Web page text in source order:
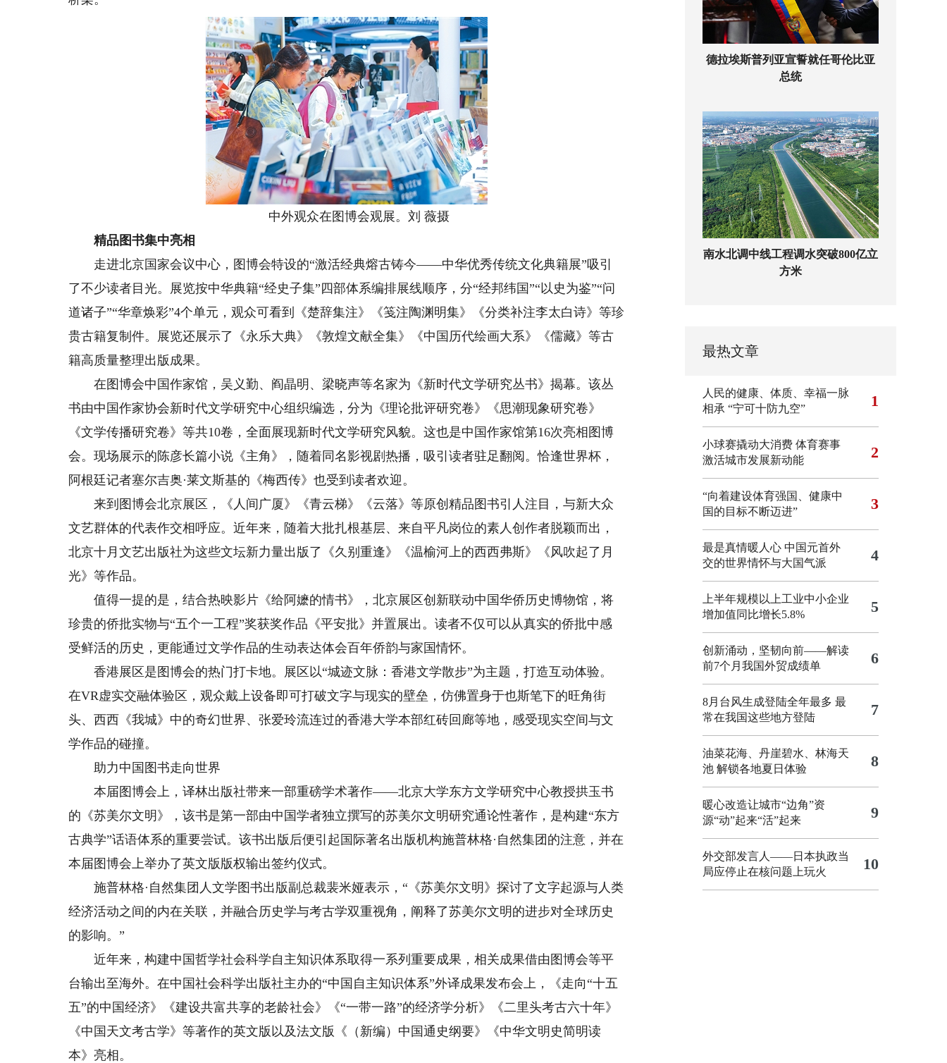
中外观众在图博会观展。刘 薇摄
精品图书集中亮相
走进北京国家会议中心，图博会特设的“激活经典熔古铸今——中华优秀传统文化典籍展”吸引
了不少读者目光。展览按中华典籍“经史子集”四部体系编排展线顺序，分“经邦纬国”“以史为鉴”“问
道诸子”“华章焕彩”4个单元，观众可看到《楚辞集注》《笺注陶渊明集》《分类补注李太白诗》等珍
贵古籍复制件。展览还展示了《永乐大典》《敦煌文献全集》《中国历代绘画大系》《儒藏》等古
籍高质量整理出版成果。
在图博会中国作家馆，吴义勤、阎晶明、梁晓声等名家为《新时代文学研究丛书》揭幕。该丛
书由中国作家协会新时代文学研究中心组织编选，分为《理论批评研究卷》《思潮现象研究卷》
《文学传播研究卷》等共10卷，全面展现新时代文学研究风貌。这也是中国作家馆第16次亮相图博
会。现场展示的陈彦长篇小说《主角》，随着同名影视剧热播，吸引读者驻足翻阅。恰逢世界杯，
阿根廷记者塞尔吉奥·莱文斯基的《梅西传》也受到读者欢迎。
来到图博会北京展区，《人间广厦》《青云梯》《云落》等原创精品图书引人注目，与新大众
文艺群体的代表作交相呼应。近年来，随着大批扎根基层、来自平凡岗位的素人创作者脱颖而出，
北京十月文艺出版社为这些文坛新力量出版了《久别重逢》《温榆河上的西西弗斯》《风吹起了月
光》等作品。
值得一提的是，结合热映影片《给阿嬷的情书》，北京展区创新联动中国华侨历史博物馆，将
珍贵的侨批实物与“五个一工程”奖获奖作品《平安批》并置展出。读者不仅可以从真实的侨批中感
受鲜活的历史，更能通过文学作品的生动表达体会百年侨韵与家国情怀。
香港展区是图博会的热门打卡地。展区以“城迹文脉：香港文学散步”为主题，打造互动体验。
在VR虚实交融体验区，观众戴上设备即可打破文字与现实的壁垒，仿佛置身于也斯笔下的旺角街
头、西西《我城》中的奇幻世界、张爱玲流连过的香港大学本部红砖回廊等地，感受现实空间与文
学作品的碰撞。
助力中国图书走向世界
本届图博会上，译林出版社带来一部重磅学术著作——北京大学东方文学研究中心教授拱玉书
的《苏美尔文明》，该书是第一部由中国学者独立撰写的苏美尔文明研究通论性著作，是构建“东方
古典学”话语体系的重要尝试。该书出版后便引起国际著名出版机构施普林格·自然集团的注意，并在
本届图博会上举办了英文版版权输出签约仪式。
施普林格·自然集团人文学图书出版副总裁裴米娅表示，“《苏美尔文明》探讨了文字起源与人类
经济活动之间的内在关联，并融合历史学与考古学双重视角，阐释了苏美尔文明的进步对全球历史
的影响。”
近年来，构建中国哲学社会科学自主知识体系取得一系列重要成果，相关成果借由图博会等平
台输出至海外。在中国社会科学出版社主办的“中国自主知识体系”外译成果发布会上，《走向“十五
五”的中国经济》《建设共富共享的老龄社会》《“一带一路”的经济学分析》《二里头考古六十年》
《中国天文考古学》等著作的英文版以及法文版《（新编）中国通史纲要》《中华文明史简明读
本》亮相。
德拉埃斯普列亚宣誓就任哥伦比亚
总统
南水北调中线工程调水突破800亿立
方米
最热文章
人民的健康、体质、幸福一脉
相承 “宁可十防九空” 1
小球赛撬动大消费 体育赛事
激活城市发展新动能
2
“向着建设体育强国、健康中
国的目标不断迈进”
3
最是真情暖人心 中国元首外
交的世界情怀与大国气派
4
上半年规模以上工业中小企业
增加值同比增长5.8%
5
创新涌动，坚韧向前——解读
前7个月我国外贸成绩单
6
8月台风生成登陆全年最多 最
常在我国这些地方登陆
7
油菜花海、丹崖碧水、林海天
池 解锁各地夏日体验
8
暖心改造让城市“边角”资
源“动”起来“活”起来
9
外交部发言人——日本执政当
局应停止在核问题上玩火
10